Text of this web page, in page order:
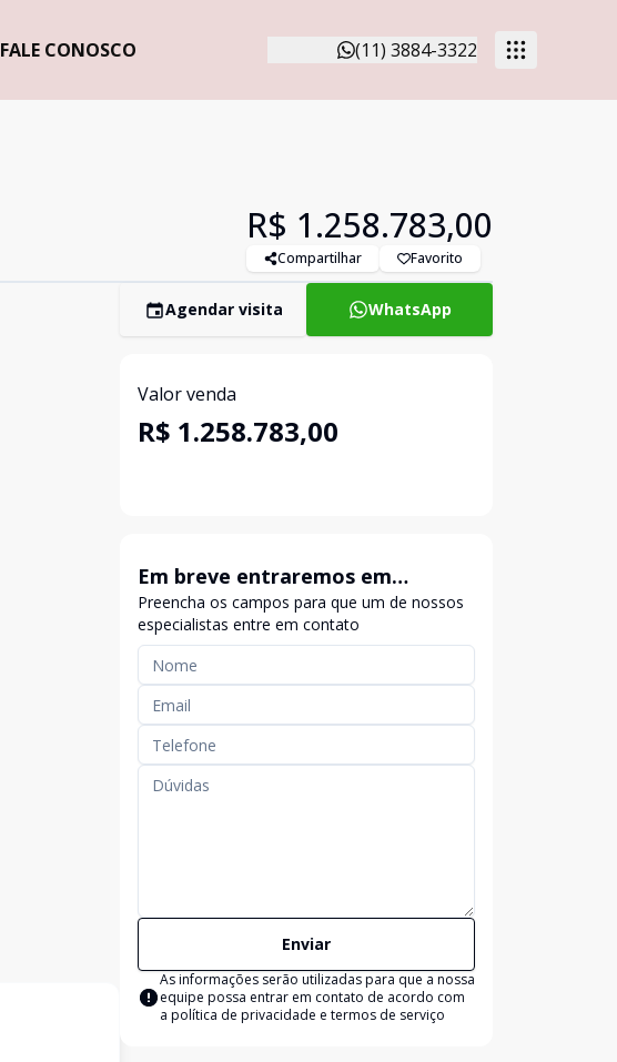
FALE CONOSCO (11) 3884-3322
R$ 1.258.783,00
Compartilhar Favorito
Agendar visita WhatsApp
Valor venda
R$ 1.258.783,00
Em breve entraremos em
contato
Preencha os campos para que um de nossos
especialistas entre em contato
Enviar
As informações serão utilizadas para que a nossa
equipe possa entrar em contato de acordo com
a política de privacidade e termos de serviço